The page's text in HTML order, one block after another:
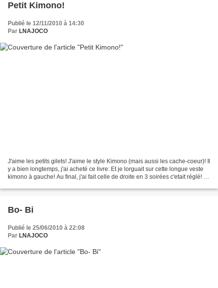
Petit Kimono!
Publié le 12/11/2010 à 14:30
Par LNAJOCO
J'aime les petits gilets! J'aime le style Kimono (mais aussi les cache-coeur)! Il
y a bien longtemps, j'ai acheté ce livre: Et je lorguait sur cette longue veste
kimono à gauche! Au final, j'ai fait celle de droite en 3 soirées c'etait réglé! Je
Bo- Bi
Publié le 25/06/2010 à 22:08
Par LNAJOCO